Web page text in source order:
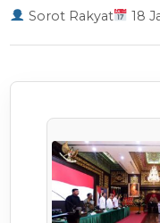
Sorot Rakyat 18